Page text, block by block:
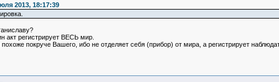
2013, 18:17:39
акт регистрирует ВЕСЬ мир.
покруче Вашего, ибо не отделяет себя (прибор) от мира, а регистрирует